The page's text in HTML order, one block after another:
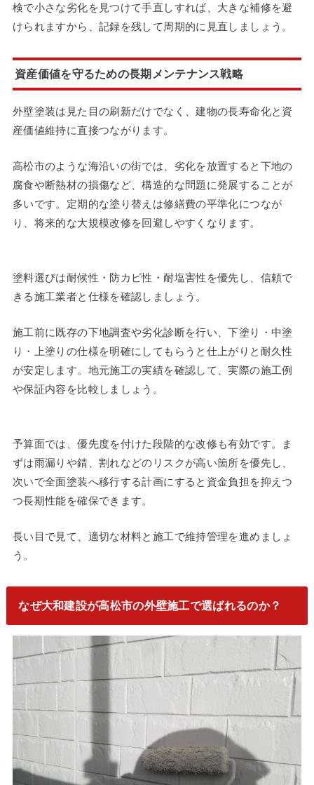
検で小さな劣化を見つけて手直しすれば、大きな補修を避
けられますから、記録を残して周期的に見直しましょう。
資産価値を守るための長期メンテナンス戦略
外壁塗装は見た目の刷新だけでなく、建物の長寿命化と資
産価値維持に直接つながります。
高松市のような海沿いの街では、劣化を放置すると下地の
腐食や断熱材の損傷など、構造的な問題に発展することが
多いです。定期的な塗り替えは修繕費の平準化につなが
り、将来的な大規模改修を回避しやすくなります。
塗料選びは耐候性・防カビ性・耐塩害性を優先し、信頼で
きる施工業者と仕様を確認しましょう。
施工前に既存の下地調査や劣化診断を行い、下塗り・中塗
り・上塗りの仕様を明確にしてもらうと仕上がりと耐久性
が安定します。地元施工の実績を確認して、実際の施工例
や保証内容を比較しましょう。
予算面では、優先度を付けた段階的な改修も有効です。ま
ずは雨漏りや錆、割れなどのリスクが高い箇所を優先し、
次いで全面塗装へ移行する計画にすると資金負担を抑えつ
つ長期性能を確保できます。
長い目で見て、適切な材料と施工で維持管理を進めましょ
う。
なぜ大和建設が高松市の外壁施工で選ばれるのか？